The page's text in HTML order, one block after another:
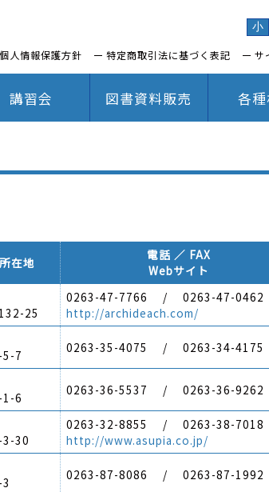
小
個人情報保護方針 特定商取引法に基づく表記 サ
講習会 図書資料販売 各
在地
電話 ／ FAX
Webサイト
25
0263-47-7766 / 0263-47-0462
http://archideach.com/
5-7
0263-35-4075 / 0263-34-4175
1-6
0263-36-5537 / 0263-36-9262
3-30
0263-32-8855 / 0263-38-7018
http://www.asupia.co.jp/
0263-87-8086 / 0263-87-1992